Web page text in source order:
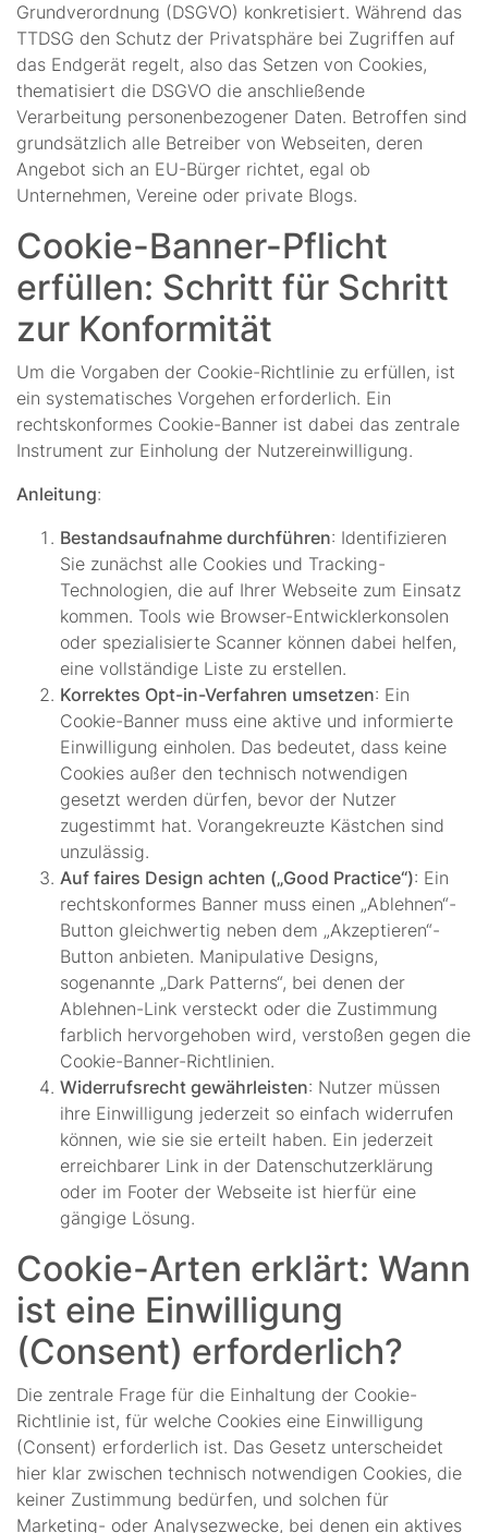
Grundverordnung (DSGVO) konkretisiert. Während das
TTDSG den Schutz der Privatsphäre bei Zugriffen auf
das Endgerät regelt, also das Setzen von Cookies,
thematisiert die DSGVO die anschließende
Verarbeitung personenbezogener Daten. Betroffen sind
grundsätzlich alle Betreiber von Webseiten, deren
Angebot sich an EU-Bürger richtet, egal ob
Unternehmen, Vereine oder private Blogs.
Cookie-Banner-Pflicht
erfüllen: Schritt für Schritt
zur Konformität
Um die Vorgaben der Cookie-Richtlinie zu erfüllen, ist
ein systematisches Vorgehen erforderlich. Ein
rechtskonformes Cookie-Banner ist dabei das zentrale
Instrument zur Einholung der Nutzereinwilligung.
Anleitung:
Bestandsaufnahme durchführen: Identifizieren
Sie zunächst alle Cookies und Tracking-
Technologien, die auf Ihrer Webseite zum Einsatz
kommen. Tools wie Browser-Entwicklerkonsolen
oder spezialisierte Scanner können dabei helfen,
eine vollständige Liste zu erstellen.
Korrektes Opt-in-Verfahren umsetzen: Ein
Cookie-Banner muss eine aktive und informierte
Einwilligung einholen. Das bedeutet, dass keine
Cookies außer den technisch notwendigen
gesetzt werden dürfen, bevor der Nutzer
zugestimmt hat. Vorangekreuzte Kästchen sind
unzulässig.
Auf faires Design achten („Good Practice“): Ein
rechtskonformes Banner muss einen „Ablehnen“-
Button gleichwertig neben dem „Akzeptieren“-
Button anbieten. Manipulative Designs,
sogenannte „Dark Patterns“, bei denen der
Ablehnen-Link versteckt oder die Zustimmung
farblich hervorgehoben wird, verstoßen gegen die
Cookie-Banner-Richtlinien.
Widerrufsrecht gewährleisten: Nutzer müssen
ihre Einwilligung jederzeit so einfach widerrufen
können, wie sie sie erteilt haben. Ein jederzeit
erreichbarer Link in der Datenschutzerklärung
oder im Footer der Webseite ist hierfür eine
gängige Lösung.
Cookie-Arten erklärt: Wann
ist eine Einwilligung
(Consent) erforderlich?
Die zentrale Frage für die Einhaltung der Cookie-
Richtlinie ist, für welche Cookies eine Einwilligung
(Consent) erforderlich ist. Das Gesetz unterscheidet
hier klar zwischen technisch notwendigen Cookies, die
keiner Zustimmung bedürfen, und solchen für
Marketing- oder Analysezwecke, bei denen ein aktives